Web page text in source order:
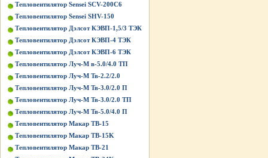
Тепловентилятор Sensei SCV-200C6
Тепловентилятор Sensei SHV-150
Тепловентилятор Дэлсот КЭВП-1,5/3 ТЭК
Тепловентилятор Дэлсот КЭВП-4 ТЭК
Тепловентилятор Дэлсот КЭВП-6 ТЭК
Тепловентилятор Луч-М в-5.0/4.0 ТП
Тепловентилятор Луч-М Тв-2.2/2.0
Тепловентилятор Луч-М Тв-3.0/2.0 П
Тепловентилятор Луч-М Тв-3.0/2.0 ТП
Тепловентилятор Луч-М Тв-5.0/4.0 П
Тепловентилятор Макар ТВ-15
Тепловентилятор Макар ТВ-15K
Тепловентилятор Макар ТВ-21